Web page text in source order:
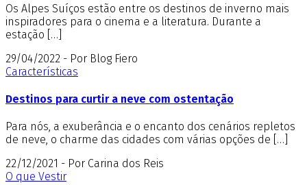
Os Alpes Suíços estão entre os destinos de inverno mais
inspiradores para o cinema e a literatura. Durante a
estação […]
29/04/2022 - Por Blog Fiero
Características
Destinos para curtir a neve com ostentação
Para nós, a exuberância e o encanto dos cenários repletos
de neve, o charme das cidades com várias opções de […]
22/12/2021 - Por Carina dos Reis
O que Vestir